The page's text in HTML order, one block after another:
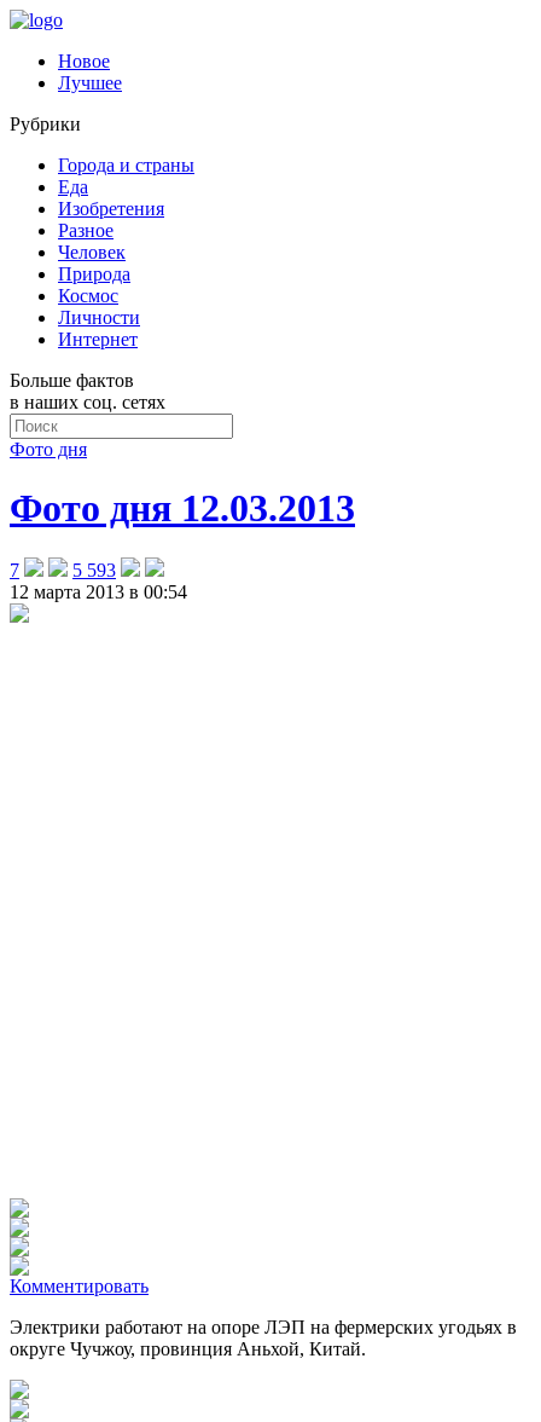
Новое
Лучшее
Рубрики
Города и страны
Еда
Изобретения
Разное
Человек
Природа
Космос
Личности
Интернет
Больше фактов
в наших соц. сетях
Фото дня
Фото дня 12.03.2013
7
5 593
12 марта 2013 в 00:54
Комментировать
Электрики работают на опоре ЛЭП на фермерских угодьях в
округе Чучжоу, провинция Аньхой, Китай.